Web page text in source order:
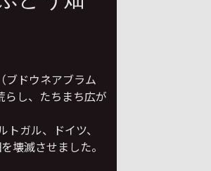
ブドウネアブラム
らし、たちまち広が
ガル、ドイツ、
壊滅させました。